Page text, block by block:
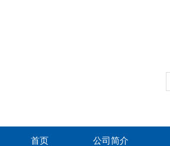
首页 公司简介